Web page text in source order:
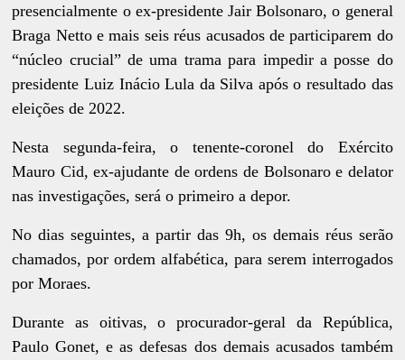
presencialmente o ex-presidente Jair Bolsonaro, o general
Braga Netto e mais seis réus acusados de participarem do
“núcleo crucial” de uma trama para impedir a posse do
presidente Luiz Inácio Lula da Silva após o resultado das
eleições de 2022.
Nesta segunda-feira, o tenente-coronel do Exército
Mauro Cid, ex-ajudante de ordens de Bolsonaro e delator
nas investigações, será o primeiro a depor.
No dias seguintes, a partir das 9h, os demais réus serão
chamados, por ordem alfabética, para serem interrogados
por Moraes.
Durante as oitivas, o procurador-geral da República,
Paulo Gonet, e as defesas dos demais acusados também